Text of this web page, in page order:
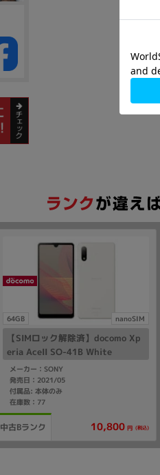
64GB nanoSIM
【SIMロック解除済】docomo Xp
eria AceII SO-41B White
メーカー：SONY
発売日：2021/05
付属品: 本体のみ
在庫数：77
中古Bランク 10,800 円 (税込)